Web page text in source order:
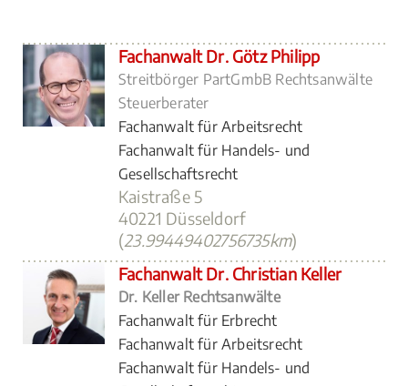
Fachanwalt Dr. Götz Philipp
Streitbörger PartGmbB Rechtsanwälte
Steuerberater
Fachanwalt für Arbeitsrecht
Fachanwalt für Handels- und
Gesellschaftsrecht
Kaistraße 5
40221 Düsseldorf
(23.99449402756735km)
Fachanwalt Dr. Christian Keller
Dr. Keller Rechtsanwälte
Fachanwalt für Erbrecht
Fachanwalt für Arbeitsrecht
Fachanwalt für Handels- und